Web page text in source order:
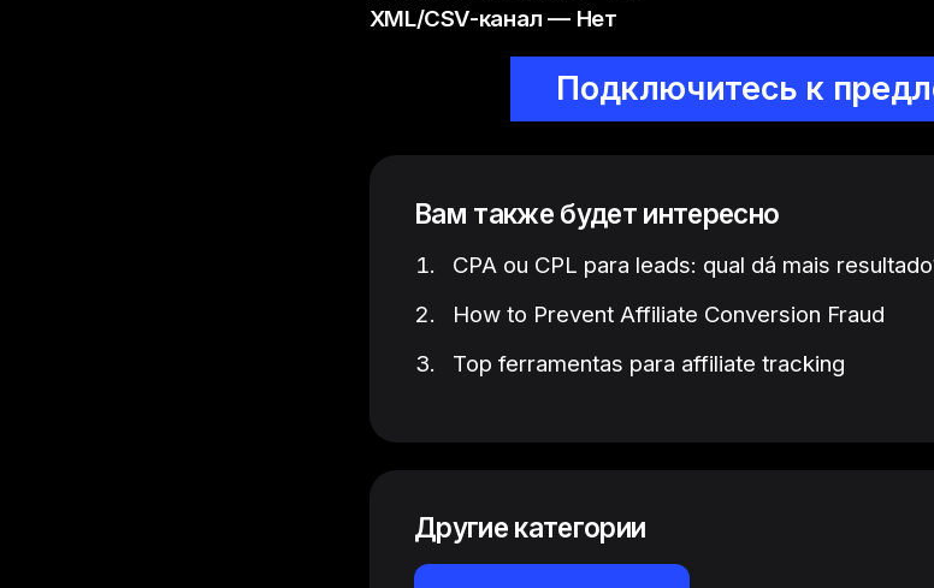
XML/CSV-канал — Нет
Подключитесь к
Вам также будет интересно
CPA ou CPL para leads: qual dá mais
How to Prevent Affiliate Conversion Fraud
Top ferramentas para affiliate tracking
Другие категории